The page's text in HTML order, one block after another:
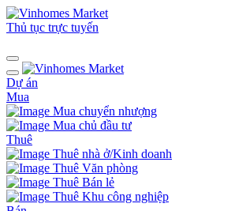
Thủ tục trực tuyến
Dự án
Mua
Mua chuyển nhượng
Mua chủ đầu tư
Thuê
Thuê nhà ở/Kinh doanh
Thuê Văn phòng
Thuê Bán lẻ
Thuê Khu công nghiệp